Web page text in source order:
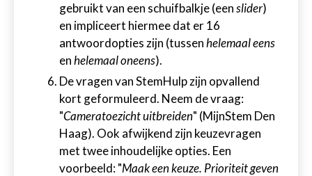
gebruikt van een schuifbalkje (eenslider)
en impliceert hiermee dat er 16
antwoordopties zijn (tussenhelemaal eens
enhelemaal oneens).
De vragen van StemHulp zijn opvallend
kort geformuleerd. Neem de vraag:
"Cameratoezicht uitbreiden" (MijnStem Den
Haag). Ook afwijkend zijn keuzevragen
met twee inhoudelijke opties. Een
voorbeeld: "Maak een keuze. Prioriteit geven